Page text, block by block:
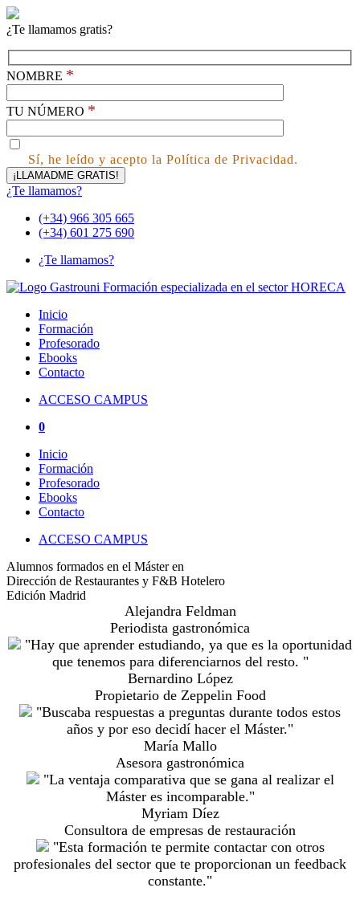
¿Te llamamos gratis?
NOMBRE *
TU NÚMERO *
Sí, he leído y acepto la Política de Privacidad.
¿Te llamamos?
(+34) 966 305 665
(+34) 601 275 690
¿Te llamamos?
Inicio
Formación
Profesorado
Ebooks
Contacto
ACCESO CAMPUS
0
Inicio
Formación
Profesorado
Ebooks
Contacto
ACCESO CAMPUS
Alumnos formados en el Máster en
Dirección de Restaurantes y F&B Hotelero
Edición Madrid
Alejandra Feldman
Periodista gastronómica
"Hay que aprender estudiando, ya que es la oportunidad
que tenemos para diferenciarnos del resto. "
Bernardino López
Propietario de Zeppelin Food
"Buscaba respuestas a preguntas durante todos estos
años y por eso decidí hacer el Máster."
María Mallo
Asesora gastronómica
"La ventaja comparativa que se gana al realizar el
Máster es incomparable."
Myriam Díez
Consultora de empresas de restauración
"Esta formación te permite contactar con otros
profesionales del sector que te proporcionan un feedback
constante."